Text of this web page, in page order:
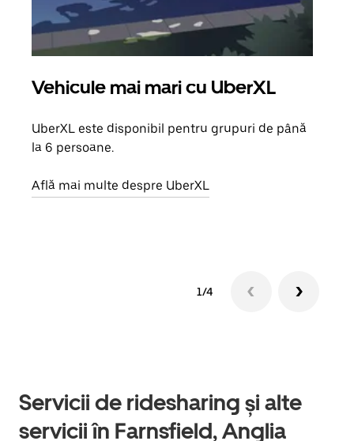
Vehicule mai mari cu UberXL
UberXL este disponibil pentru grupuri de până
la 6 persoane.
Află mai multe despre UberXL
1/4
Servicii de ridesharing și alte
servicii în Farnsfield, Anglia